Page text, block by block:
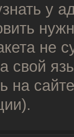
у
не
свой
на